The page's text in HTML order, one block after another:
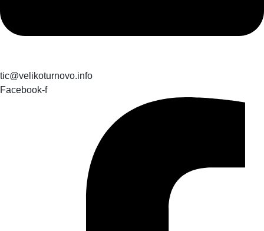
tic@velikoturnovo.info
Facebook-f